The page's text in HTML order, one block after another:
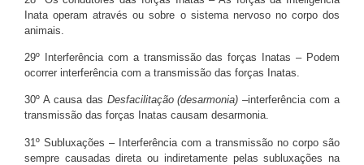
Inata operam através ou sobre o sistema nervoso no corpo dos
animais.
29º Interferência com a transmissão das forças Inatas – Podem
ocorrer interferência com a transmissão das forças Inatas.
30º A causa das Desfacilitação (desarmonia) –interferência com a
transmissão das forças Inatas causam desarmonia.
31º Subluxações – Interferência com a transmissão no corpo são
sempre causadas direta ou indiretamente pelas subluxações na